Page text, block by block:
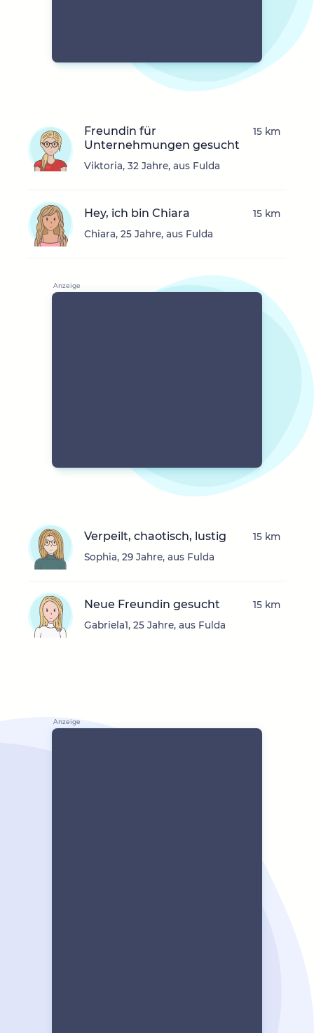
Freundin für
Unternehmungen gesucht
Viktoria, 32 Jahre, aus Fulda
15 km
Hey, ich bin Chiara
Chiara, 25 Jahre, aus Fulda
15 km
Verpeilt, chaotisch, lustig
Sophia, 29 Jahre, aus Fulda
15 km
Neue Freundin gesucht
Gabriela1, 25 Jahre, aus Fulda
15 km